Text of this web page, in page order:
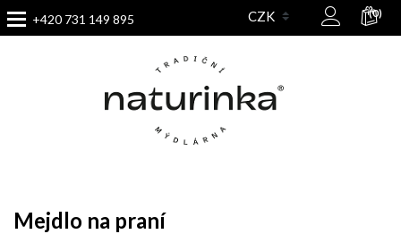
+420 731 149 895 (0)
Mejdlo na praní